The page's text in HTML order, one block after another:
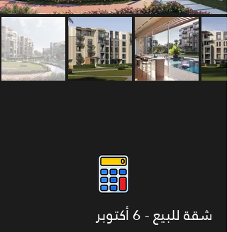
شقة للبيع - 6 أكتوبر